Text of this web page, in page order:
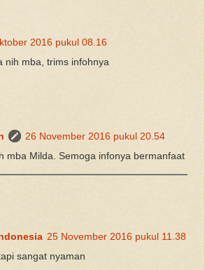
2016 pukul 08.16
nih mba, trims infohnya
26 November 2016 pukul 20.54
mba Milda. Semoga infonya bermanfaat
25 November 2016 pukul 11.38
sangat nyaman